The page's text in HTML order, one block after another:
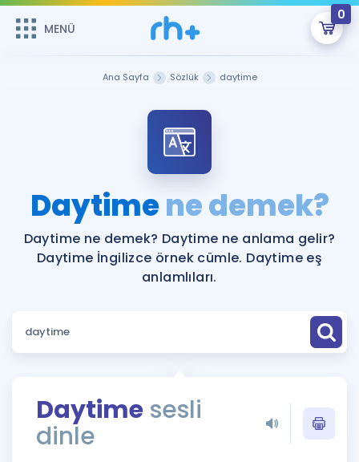
MENÜ
0
ÜYE DEĞİLİM
Sepetin Şu An Boş.
Remzi Hoca ile seni sınava hazırlayacak onlarca eğitim seni
bekliyor!
MENÜ
Katılımcı Görüşleri
Faydalı Araçlar
Sözlük
Rehberlik Aracı
ÖSYM Sınav Takvimi
Hakkımızda
Ana Sayfa Sözlük daytime
Daytimene demek?
Daytime ne demek? Daytime ne anlama gelir?
Daytime İngilizce örnek cümle. Daytime eş
anlamlıları.
Daytime sesli
dinle